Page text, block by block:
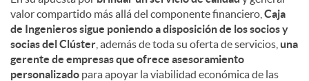
valor compartido más allá del componente financiero, Caja
de Ingenieros sigue poniendo a disposición de los socios y
socias del Clúster , además de toda su oferta de servicios, una
gerente de empresas que ofrece asesoramiento
personalizado para apoyar la viabilidad económica de las